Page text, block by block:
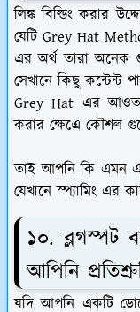
লিঙ্ক বিল্ডিং করার
যেটি Grey Hat
এর অর্থ তারা অনেক
সেখানে কিছু কন্টেন্ট
Grey Hat এর
করার ক্ষেএে কৌশল
তাই আপনি কি এমন
যেখানে স্প্যামিং এর
১০. ব্লগস্পট
আপিনি
যদি আপনি একটি